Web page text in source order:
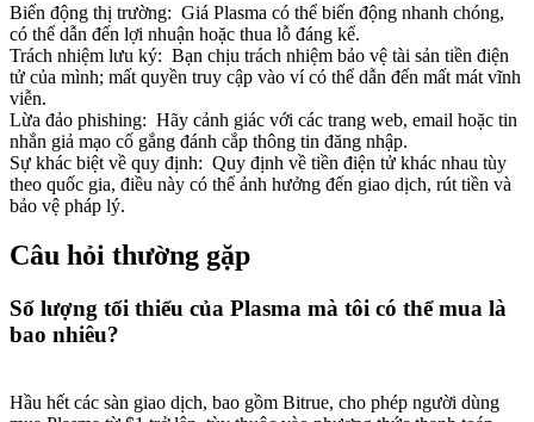
Biến động thị trường: Giá Plasma có thể biến động nhanh chóng,
có thể dẫn đến lợi nhuận hoặc thua lỗ đáng kể.
Trách nhiệm lưu ký: Bạn chịu trách nhiệm bảo vệ tài sản tiền điện
tử của mình; mất quyền truy cập vào ví có thể dẫn đến mất mát vĩnh
viễn.
Lừa đảo phishing: Hãy cảnh giác với các trang web, email hoặc tin
nhắn giả mạo cố gắng đánh cắp thông tin đăng nhập.
Sự khác biệt về quy định: Quy định về tiền điện tử khác nhau tùy
theo quốc gia, điều này có thể ảnh hưởng đến giao dịch, rút tiền và
bảo vệ pháp lý.
Câu hỏi thường gặp
Số lượng tối thiểu của Plasma mà tôi có thể mua là
bao nhiêu?
Hầu hết các sàn giao dịch, bao gồm Bitrue, cho phép người dùng